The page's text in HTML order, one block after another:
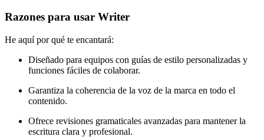
Razones para usar Writer
He aquí por qué te encantará:
Diseñado para equipos con guías de estilo personalizadas y
funciones fáciles de colaborar.
Garantiza la coherencia de la voz de la marca en todo el
contenido.
Ofrece revisiones gramaticales avanzadas para mantener la
escritura clara y profesional.